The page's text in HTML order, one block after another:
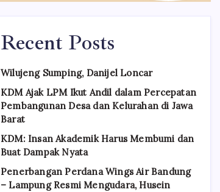
Recent Posts
Wilujeng Sumping, Danijel Loncar
KDM Ajak LPM Ikut Andil dalam Percepatan
Pembangunan Desa dan Kelurahan di Jawa
Barat
KDM: Insan Akademik Harus Membumi dan
Buat Dampak Nyata
Penerbangan Perdana Wings Air Bandung
– Lampung Resmi Mengudara, Husein